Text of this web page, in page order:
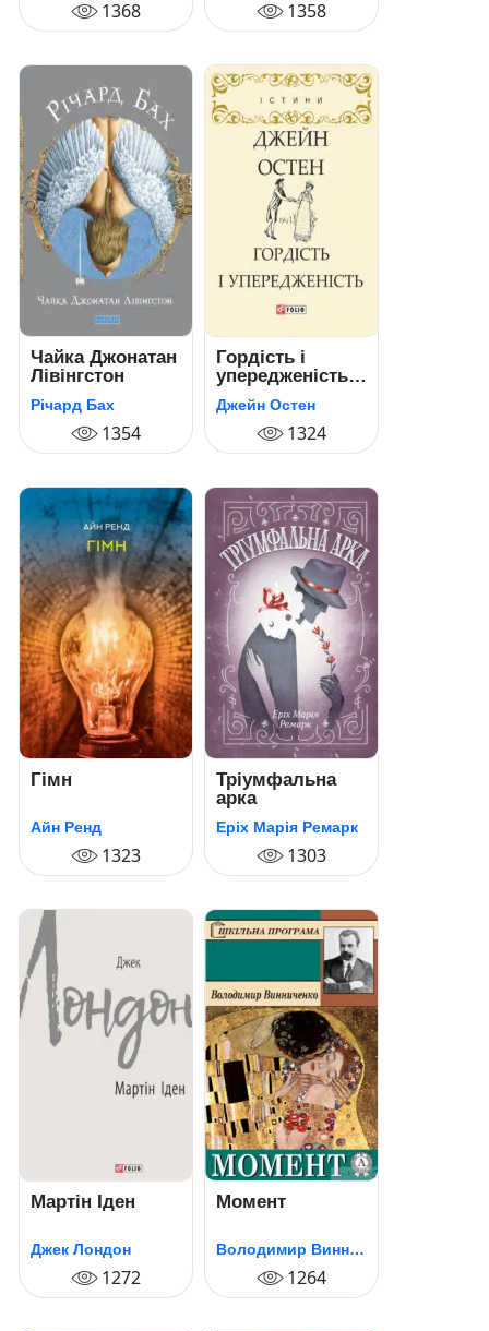
1368 1358
Чайка Джонатан
Лівінгстон
Річард Бах
1354
Гордість і
упередженість
(Гордість і
упередження)
Джейн Остен
1324
Гімн
Айн Ренд
1323
Тріумфальна
арка
Еріх Марія Ремарк
1303
Мартін Іден
Джек Лондон
1272
Момент
Володимир Винниченко
1264